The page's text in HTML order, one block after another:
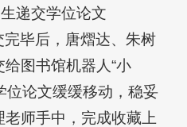
递交学位论文
毕后，唐熠达、朱树
图书馆机器人“小
位论文缓缓移动，稳妥
师手中，完成收藏上